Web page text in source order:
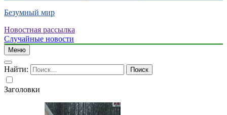
Безумный мир
Новостная рассылка
Случайные новости
Меню
Найти:
Заголовки